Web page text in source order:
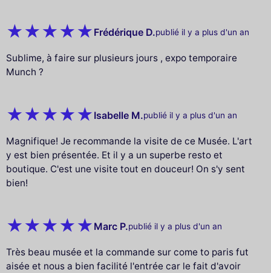
Frédérique D.publié il y a plus d'un an
Sublime, à faire sur plusieurs jours , expo temporaire
Munch ?
Isabelle M.publié il y a plus d'un an
Magnifique! Je recommande la visite de ce Musée. L'art
y est bien présentée. Et il y a un superbe resto et
boutique. C'est une visite tout en douceur! On s'y sent
bien!
Marc P.publié il y a plus d'un an
Très beau musée et la commande sur come to paris fut
aisée et nous a bien facilité l'entrée car le fait d'avoir